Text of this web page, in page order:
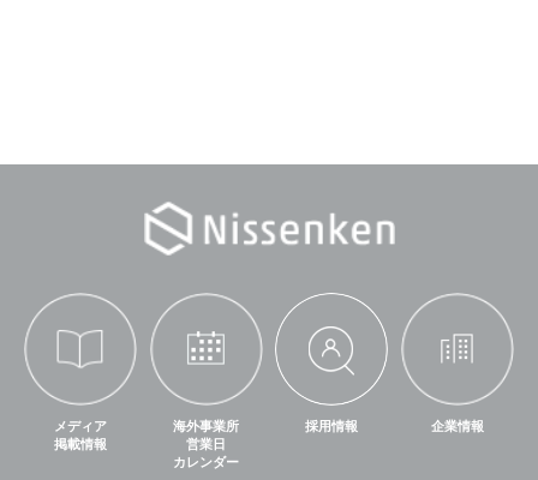
メディア
掲載情報
海外事業所
営業日
カレンダー
採用情報 企業情報